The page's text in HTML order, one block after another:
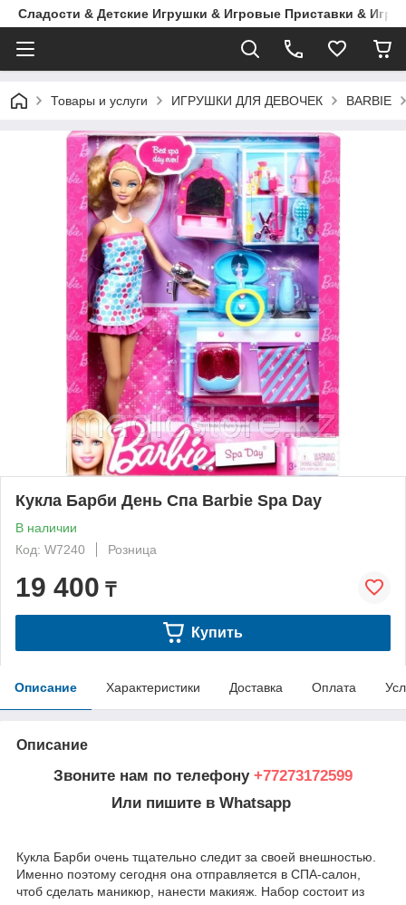
Сладости & Детские Игрушки & Игровые Приставки & Игры
Товары и услуги ИГРУШКИ ДЛЯ ДЕВОЧЕК BARBIE
Кукла Барби День Спа Barbie Spa Day
В наличии
Код: W7240
Розница
19 400 ₸
Купить
Описание Характеристики Доставка Оплата
Описание
Звоните нам по телефону +77273172599
Или пишите в Whatsapp
Кукла Барби очень тщательно следит за своей внешностью.
Именно поэтому сегодня она отправляется в СПА-салон,
чтоб сделать маникюр, нанести макияж. Набор состоит из